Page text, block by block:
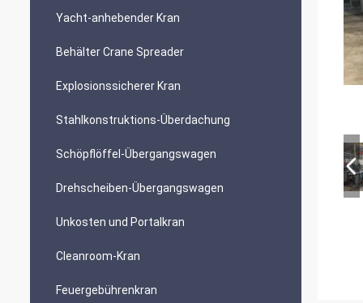
Yacht-anhebender Kran
Behälter Crane Spreader
Explosionssicherer Kran
Stahlkonstruktions-Überdachung
Schöpflöffel-Übergangswagen
Drehscheiben-Übergangswagen
Unkosten und Portalkran
Cleanroom-Kran
Feuergebührenkran